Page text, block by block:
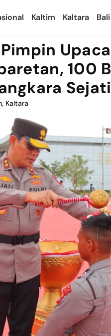
Kaltim Kaltara Bali
100
Sejati
, Kaltara